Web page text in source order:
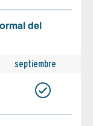
del
septiembre